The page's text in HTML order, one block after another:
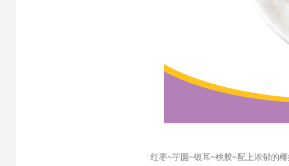
红枣~芋圆~银耳~桃胶~配上浓郁的椰